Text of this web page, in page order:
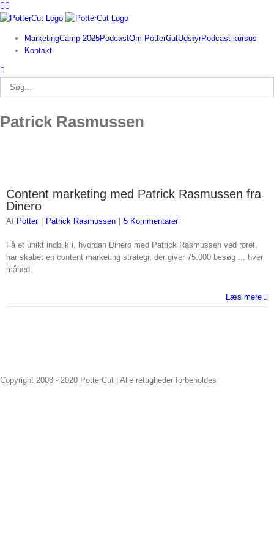
Skip
to
Facebook
MarketingCamp 2025PodcastOm PotterCutUdstyrPodcast kursus
Kontakt
Søg
efter:
Patrick Rasmussen
Content marketing med Patrick Rasmussen fra
Dinero
Af Potter Patrick Rasmussen 5 Kommentarer
Få et unikt indblik i, hvordan Dinero med Patrick Rasmussen ved roret,
har skabet en content marketing strategi, der giver 75.000 besøg ... hver
måned.
Læs mere
Copyright 2008 - 2020 PotterCut | Alle rettigheder forbeholdes